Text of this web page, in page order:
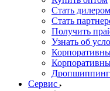
Стать
Стать
Получить
Узнать об
Дропшиппинг
Сервис